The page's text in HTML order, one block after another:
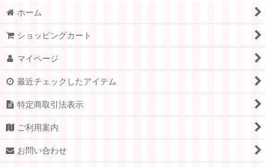
しそ漬け梅 (全商品)
小粒サイズ
中粒サイズ
ホーム
ショッピングカート
マイページ
最近チェックしたアイテム
特定商取引法表示
ご利用案内
お問い合わせ